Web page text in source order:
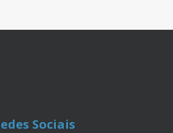
Sociais